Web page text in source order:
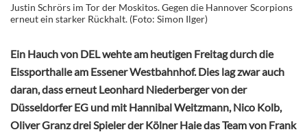
Justin Schrörs im Tor der Moskitos. Gegen die Hannover Scorpions
erneut ein starker Rückhalt. (Foto: Simon Ilger)
Ein Hauch von DEL wehte am heutigen Freitag durch die
Eissporthalle am Essener Westbahnhof. Dies lag zwar auch
daran, dass erneut Leonhard Niederberger von der
Düsseldorfer EG und mit Hannibal Weitzmann, Nico Kolb,
Oliver Granz drei Spieler der Kölner Haie das Team von Frank